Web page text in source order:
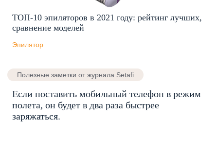
ТОП-10 эпиляторов в 2021 году: рейтинг лучших,
сравнение моделей
Эпилятор
Полезные заметки от журнала Setafi